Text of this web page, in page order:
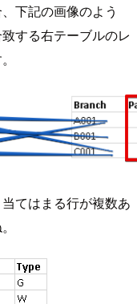
下記の画像のよう
する右テーブルのレ
てはまる行が複数あ